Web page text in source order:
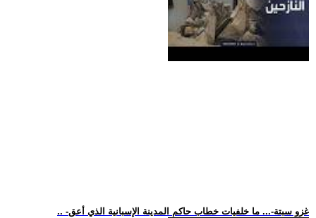
.. -غزو سبتة-... ما خلفيات خطاب حاكم المدينة الإسبانية الذي أعق